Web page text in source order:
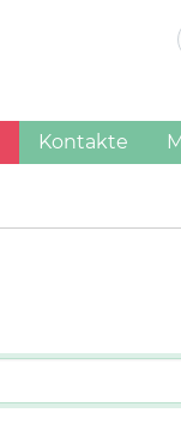
(current)
Kontakte